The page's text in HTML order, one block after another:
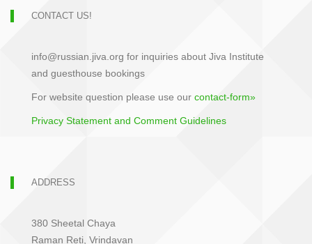
CONTACT US!
info@russian.jiva.org for inquiries about Jiva Institute
and guesthouse bookings
For website question please use our contact-form»
Privacy Statement and Comment Guidelines
ADDRESS
380 Sheetal Chaya
Raman Reti, Vrindavan